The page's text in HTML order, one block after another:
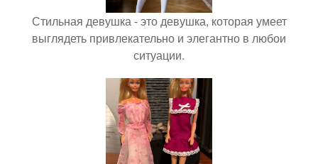
Стильная девушка - это девушка, которая умеет
выглядеть привлекательно и элегантно в любои
ситуации.